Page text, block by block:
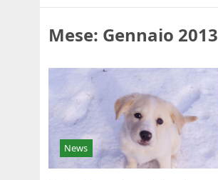
Mese: Gennaio 2013
News